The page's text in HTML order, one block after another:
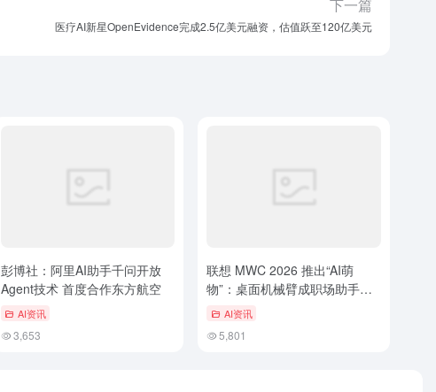
下一篇
医疗AI新星OpenEvidence完成2.5亿美元融资，估值跃至120亿美元
彭博社：阿里AI助手千问开放
Agent技术 首度合作东方航空
AI资讯
3,653
联想 MWC 2026 推出“AI萌
物”：桌面机械臂成职场助手，
AI从此有“手”有温度
AI资讯
5,801